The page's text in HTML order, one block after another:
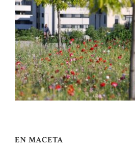
EN MACETA